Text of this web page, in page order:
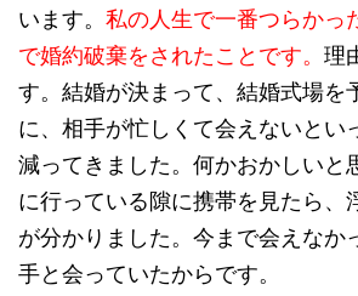
います。 私の人生で一番つらかっ
で婚約破棄をされたことです。 理
す。結婚が決まって、結婚式場を
に、相手が忙しくて会えないとい
減ってきました。何かおかしいと
に行っている隙に携帯を見たら、
が分かりました。今まで会えなか
手と会っていたからです。